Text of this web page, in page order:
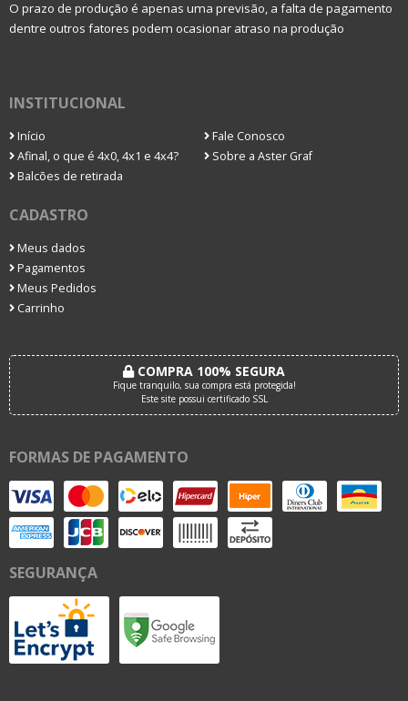
O prazo de produção é apenas uma previsão, a falta de pagamento
dentre outros fatores podem ocasionar atraso na produção
INSTITUCIONAL
Início
Fale Conosco
Afinal, o que é 4x0, 4x1 e 4x4?
Sobre a Aster Graf
Balcões de retirada
CADASTRO
Meus dados
Pagamentos
Meus Pedidos
Carrinho
COMPRA 100% SEGURA
Fique tranquilo, sua compra está protegida!
Este site possui certificado SSL
FORMAS DE PAGAMENTO
SEGURANÇA